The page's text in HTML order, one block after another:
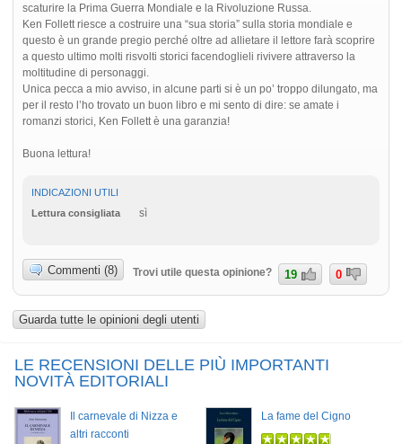
scaturire la Prima Guerra Mondiale e la Rivoluzione Russa.
Ken Follett riesce a costruire una “sua storia” sulla storia mondiale e
questo è un grande pregio perché oltre ad allietare il lettore farà scoprire
a questo ultimo molti risvolti storici facendoglieli rivivere attraverso la
moltitudine di personaggi.
Unica pecca a mio avviso, in alcune parti si è un po’ troppo dilungato, ma
per il resto l’ho trovato un buon libro e mi sento di dire: se amate i
romanzi storici, Ken Follett è una garanzia!
Buona lettura!
INDICAZIONI UTILI
Lettura consigliata
sì
Commenti (8) Trovi utile questa opinione? 19 0
Guarda tutte le opinioni degli utenti
LE RECENSIONI DELLE PIÙ IMPORTANTI
NOVITÀ EDITORIALI
Il carnevale di Nizza e
altri racconti
La fame del Cigno